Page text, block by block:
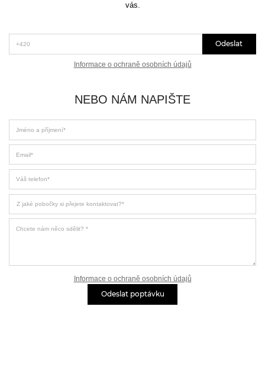
vás.
Odeslat
Informace o ochraně osobních údajů
NEBO NÁM NAPIŠTE
Informace o ochraně osobních údajů
Odeslat poptávku